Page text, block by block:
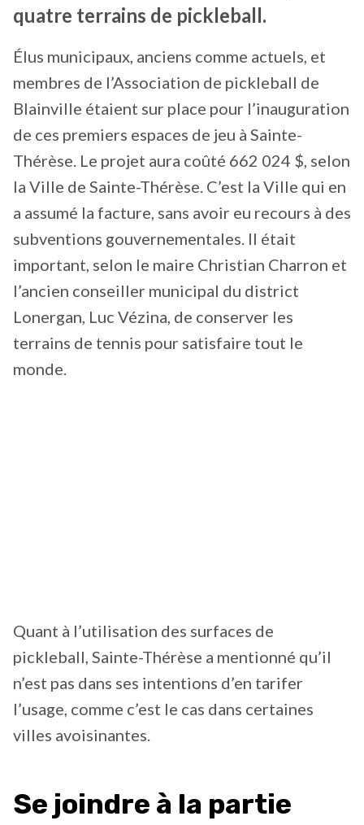
quatre terrains de pickleball.
Élus municipaux, anciens comme actuels, et
membres de l’Association de pickleball de
Blainville étaient sur place pour l’inauguration
de ces premiers espaces de jeu à Sainte-
Thérèse. Le projet aura coûté 662 024 $, selon
la Ville de Sainte-Thérèse. C’est la Ville qui en
a assumé la facture, sans avoir eu recours à des
subventions gouvernementales. Il était
important, selon le maire Christian Charron et
l’ancien conseiller municipal du district
Lonergan, Luc Vézina, de conserver les
terrains de tennis pour satisfaire tout le
monde.
Quant à l’utilisation des surfaces de
pickleball, Sainte-Thérèse a mentionné qu’il
n’est pas dans ses intentions d’en tarifer
l’usage, comme c’est le cas dans certaines
villes avoisinantes.
Se joindre à la partie